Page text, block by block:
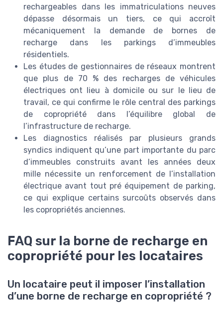
rechargeables dans les immatriculations neuves
dépasse désormais un tiers, ce qui accroît
mécaniquement la demande de bornes de
recharge dans les parkings d’immeubles
résidentiels.
Les études de gestionnaires de réseaux montrent
que plus de 70 % des recharges de véhicules
électriques ont lieu à domicile ou sur le lieu de
travail, ce qui confirme le rôle central des parkings
de copropriété dans l’équilibre global de
l’infrastructure de recharge.
Les diagnostics réalisés par plusieurs grands
syndics indiquent qu’une part importante du parc
d’immeubles construits avant les années deux
mille nécessite un renforcement de l’installation
électrique avant tout pré équipement de parking,
ce qui explique certains surcoûts observés dans
les copropriétés anciennes.
FAQ sur la borne de recharge en
copropriété pour les locataires
Un locataire peut il imposer l’installation
d’une borne de recharge en copropriété ?